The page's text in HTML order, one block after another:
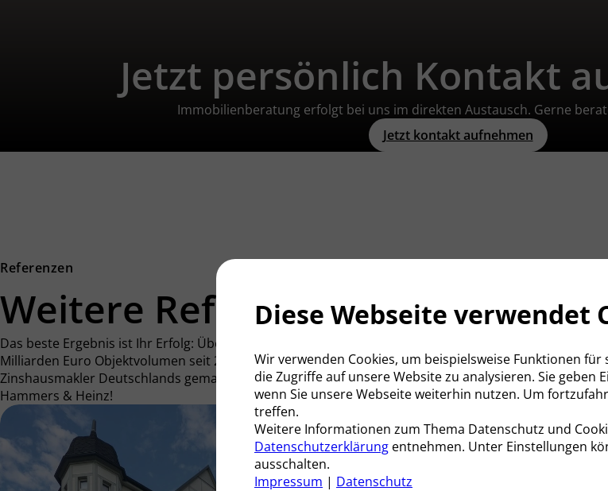
Jetzt persönlich Kontakt
Immobilienberatung erfolgt bei uns im direkten Austausch. Gerne
Jetzt kontakt aufnehmen
Referenzen
Weitere Referenzen
Das beste Ergebnis ist Ihr Erfolg: Über 700 Immobilientransaktionen mit mehr als zwei
Milliarden Euro Objektvolumen seit 2010 haben uns zu einem der erfolgreichsten
Zinshausmakler Deutschlands gemacht. Entdecken Sie die erfolgreiche Vermittlung mit
Hammers & Heinz!
Diese Webseite verwendet
Wir verwenden Cookies, um beispielsweise Funktionen
die Zugriffe auf unsere Website zu analysieren. Sie geben
wenn Sie unsere Webseite weiterhin nutzen. Um
treffen.
Weitere Informationen zum Thema Datenschutz und
Datenschutzerklärung entnehmen. Unter Einstellungen
ausschalten.
Impressum | Datenschutz